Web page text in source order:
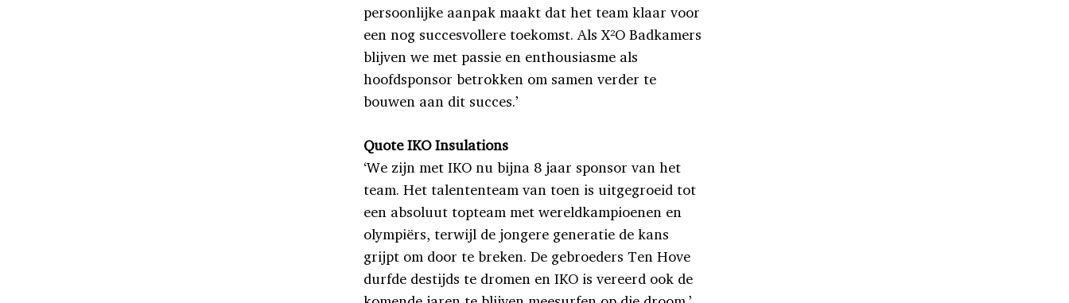
persoonlijke aanpak maakt dat het team klaar voor
een nog succesvollere toekomst. Als X²O Badkamers
blijven we met passie en enthousiasme als
hoofdsponsor betrokken om samen verder te
bouwen aan dit succes.’
Quote IKO Insulations
‘We zijn met IKO nu bijna 8 jaar sponsor van het
team. Het talententeam van toen is uitgegroeid tot
een absoluut topteam met wereldkampioenen en
olympiërs, terwijl de jongere generatie de kans
grijpt om door te breken. De gebroeders Ten Hove
durfde destijds te dromen en IKO is vereerd ook de